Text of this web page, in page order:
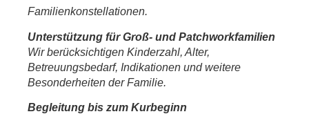
Familienkonstellationen.
Unterstützung für Groß- und Patchworkfamilien
Wir berücksichtigen Kinderzahl, Alter,
Betreuungsbedarf, Indikationen und weitere
Besonderheiten der Familie.
Begleitung bis zum Kurbeginn